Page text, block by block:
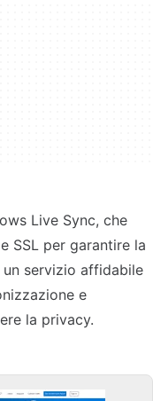
Live Sync, che
SSL per garantire la
servizio affidabile
e
la privacy.